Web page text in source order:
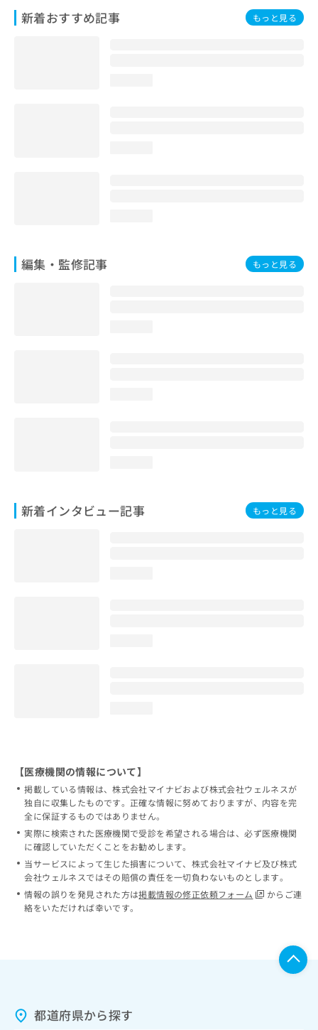
新着おすすめ記事 もっと見る
編集・監修記事 もっと見る
新着インタビュー記事 もっと見る
お
問
【医療機関の情報について】
掲載している情報は、株式会社マイナビおよび株式会社ウェルネスが
独自に収集したものです。正確な情報に努めておりますが、内容を完
全に保証するものではありません。
実際に検索された医療機関で受診を希望される場合は、必ず医療機関
に確認していただくことをお勧めします。
当サービスによって生じた損害について、株式会社マイナビ及び株式
会社ウェルネスではその賠償の責任を一切負わないものとします。
情報の誤りを発見された方は掲載情報の修正依頼フォーム
からご連
絡をいただければ幸いです。
都道府県から探す